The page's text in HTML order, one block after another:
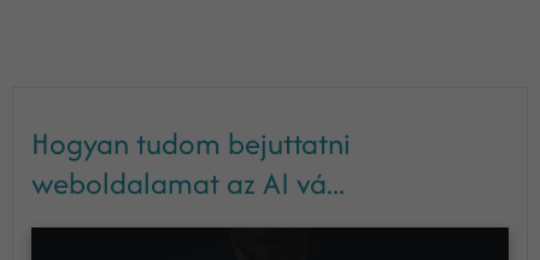
Hogyan tudom bejuttatni
weboldalamat az AI vá...